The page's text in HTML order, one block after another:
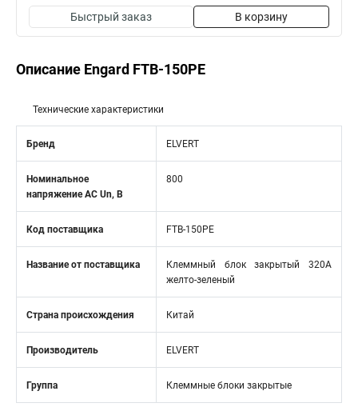
Быстрый заказ В корзину
Описание Engard FTB-150PE
Технические характеристики
Бренд ELVERT
Номинальное
напряжение АС Un, В
800
Код поставщика FTB-150PE
Название от поставщика
Клеммный блок закрытый 320А
желто-зеленый
Страна происхождения Китай
Производитель ELVERT
Группа Клеммные блоки закрытые